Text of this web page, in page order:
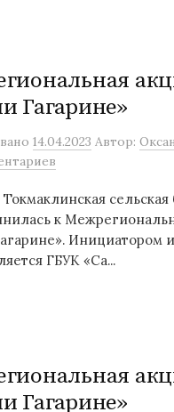
Гагарине»
14.04.2023 Автор:
Токмаклинская
к
Инициатором
ГБУК «Са...
Гагарине»